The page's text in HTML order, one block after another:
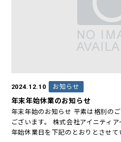
2024.12.10 お知らせ
年末年始休業のお知らせ
年末年始のお知らせ 平素は格別の
ございます。 株式会社アイニティ
年始休業日を下記のとおりとさせ